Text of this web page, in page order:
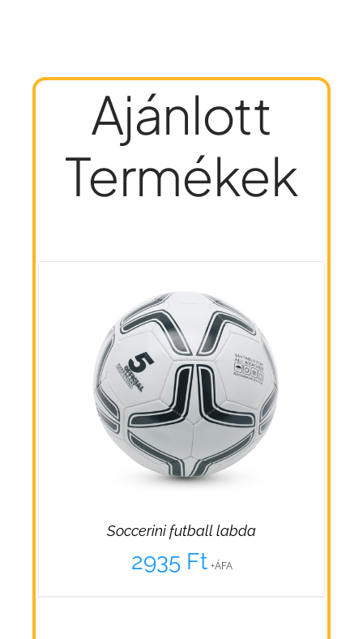
Ajánlott
Termékek
Soccerini futball labda
2935 Ft +ÁFA